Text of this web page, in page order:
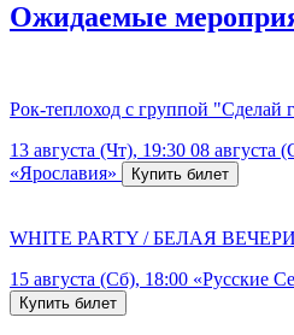
Ожидаемые
Рок-теплоход с группой "Сделай
13 августа (Чт), 19:30 08 августа
«Ярославия»
WHITE PARTY / БЕЛАЯ
15 августа (Сб), 18:00 «Русские